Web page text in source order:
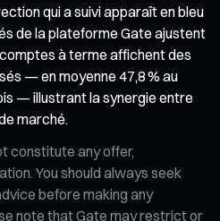
qui a suivi apparaît en bleu
de la plateforme Gate ajustent
à terme affichent des
— en moyenne 47,8 % au
— illustrant la synergie entre
marché.
constitute any offer,
You should always seek
before making any
note that Gate may restrict or